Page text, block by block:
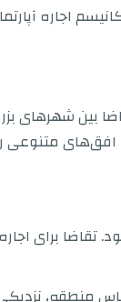
اجاره
بین
متنوعی را
گرفته می‌شود.